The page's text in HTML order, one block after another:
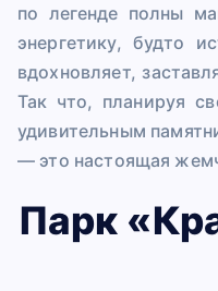
по легенде полны
энергетику, будто
вдохновляет,
Так что, планируя
удивительным
— это настоящая
Парк